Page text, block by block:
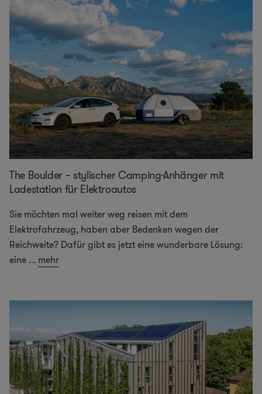
The Boulder – stylischer Camping-Anhänger mit
Ladestation für Elektroautos
Sie möchten mal weiter weg reisen mit dem
Elektrofahrzeug, haben aber Bedenken wegen der
Reichweite? Dafür gibt es jetzt eine wunderbare Lösung:
eine ... mehr